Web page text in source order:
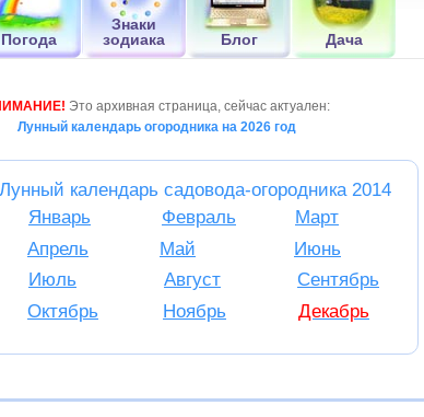
Погода
Знаки
зодиака
Блог Дача
Это архивная страница, сейчас актуален:
Лунный календарь огородника на 2026 год
Лунный календарь садовода-огородника 2014
Январь
Февраль
Март
Апрель
Май
Июнь
Июль
Август
Сентябрь
Октябрь
Ноябрь Декабрь